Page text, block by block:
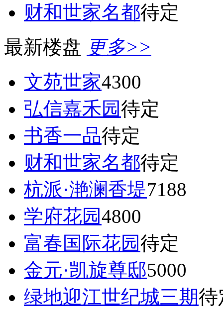
财和世家名都待定
最新楼盘 更多>>
文苑世家4300
弘信嘉禾园待定
书香一品待定
财和世家名都待定
杭派·滟澜香堤7188
学府花园4800
富春国际花园待定
金元·凯旋尊邸5000
绿地迎江世纪城三期待